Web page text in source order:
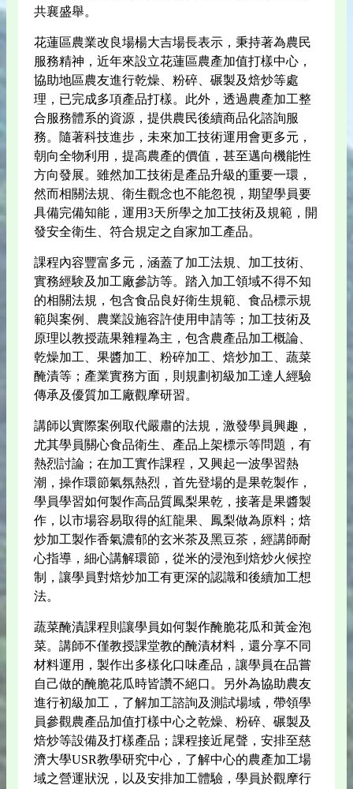
共襄盛舉。
花蓮區農業改良場楊大吉場長表示，秉持著為農民
服務精神，近年來設立花蓮區農產加值打樣中心，
協助地區農友進行乾燥、粉碎、碾製及焙炒等處
理，已完成多項產品打樣。此外，透過農產加工整
合服務體系的資源，提供農民後續商品化諮詢服
務。隨著科技進步，未來加工技術運用會更多元，
朝向全物利用，提高農產的價值，甚至邁向機能性
方向發展。雖然加工技術是產品升級的重要一環，
然而相關法規、衛生觀念也不能忽視，期望學員要
具備完備知能，運用3天所學之加工技術及規範，開
發安全衛生、符合規定之自家加工產品。
課程內容豐富多元，涵蓋了加工法規、加工技術、
實務經験及加工廠參訪等。踏入加工領域不得不知
的相關法規，包含食品良好衛生規範、食品標示規
範與案例、農業設施容許使用申請等；加工技術及
原理以教授蔬果雜糧為主，包含農產品加工概論、
乾燥加工、果醬加工、粉碎加工、焙炒加工、蔬菜
醃漬等；產業實務方面，則規劃初級加工達人經驗
傳承及優質加工廠觀摩研習。
講師以實際案例取代嚴肅的法規，激發學員興趣，
尤其學員關心食品衛生、產品上架標示等問題，有
熱烈討論；在加工實作課程，又興起一波學習熱
潮，操作環節氣氛熱烈，首先登場的是果乾製作，
學員學習如何製作高品質鳳梨果乾，接著是果醬製
作，以市場容易取得的紅龍果、鳳梨做為原料；焙
炒加工製作香氣濃郁的玄米茶及黑豆茶，經講師耐
心指導，細心講解環節，從米的浸泡到焙炒火候控
制，讓學員對焙炒加工有更深的認識和後續加工想
法。
蔬菜醃漬課程則讓學員如何製作醃脆花瓜和黃金泡
菜。講師不僅教授課堂教的醃漬材料，還分享不同
材料運用，製作出多樣化口味產品，讓學員在品嘗
自己做的醃脆花瓜時皆讚不絕口。另外為協助農友
進行初級加工，了解加工諮詢及測試場域，帶領學
員參觀農產品加值打樣中心之乾燥、粉碎、碾製及
焙炒等設備及打樣產品；課程接近尾聲，安排至慈
濟大學USR教學研究中心，了解中心的農產加工場
域之營運狀況，以及安排加工體驗，學員於觀摩行